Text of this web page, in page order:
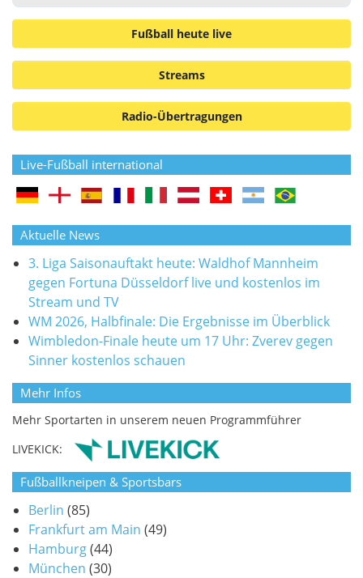
Fußball heute live
Streams
Radio-Übertragungen
Live-Fußball international
Aktuelle News
3. Liga Saisonauftakt heute: Waldhof Mannheim
gegen Fortuna Düsseldorf live und kostenlos im
Stream und TV
WM 2026, Halbfinale: Die Ergebnisse im Überblick
Wimbledon-Finale heute um 17 Uhr: Zverev gegen
Sinner kostenlos schauen
Mehr Infos
Mehr Sportarten in unserem neuen Programmführer
LIVEKICK:
Fußballkneipen & Sportsbars
Berlin (85)
Frankfurt am Main (49)
Hamburg(44)
München (30)